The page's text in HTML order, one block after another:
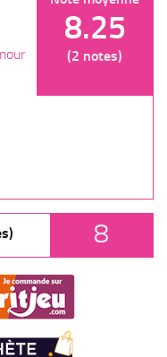
8.25
(2 notes)
8